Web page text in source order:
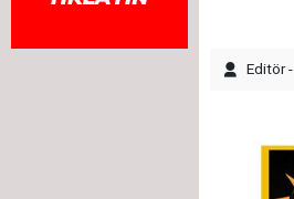
Editör -